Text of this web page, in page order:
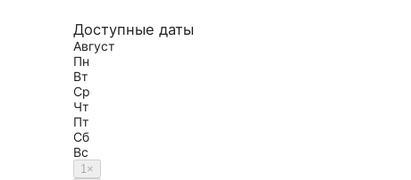
Доступные даты
Август
Пн
Вт
Ср
Чт
Пт
Сб
Вс
1×